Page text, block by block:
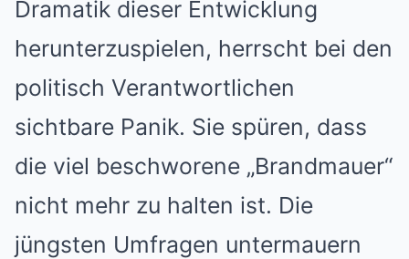
Dramatik dieser Entwicklung
herunterzuspielen, herrscht bei den
politisch Verantwortlichen
sichtbare Panik. Sie spüren, dass
die viel beschworene „Brandmauer“
nicht mehr zu halten ist. Die
jüngsten Umfragen untermauern